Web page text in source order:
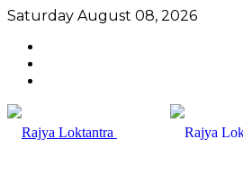
Saturday August 08, 2026